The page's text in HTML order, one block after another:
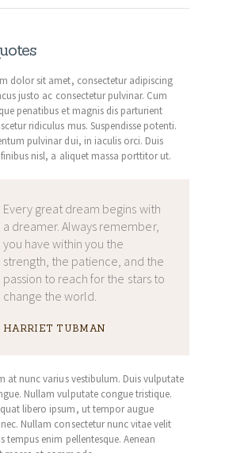
dolor sit amet, consectetur adipiscing
justo ac consectetur pulvinar. Cum
penatibus et magnis dis parturient
ridiculus mus. Suspendisse potenti.
pulvinar dui, in iaculis orci. Duis
nisl, a aliquet massa porttitor ut.
Every great dream begins with
a dreamer. Always remember,
you have within you the
strength, the patience, and the
passion to reach for the stars to
change the world.
HARRIET TUBMAN
at nunc varius vestibulum. Duis vulputate
Nullam vulputate congue tristique.
libero ipsum, ut tempor augue
Nullam consectetur nunc vitae velit
tempus enim pellentesque. Aenean